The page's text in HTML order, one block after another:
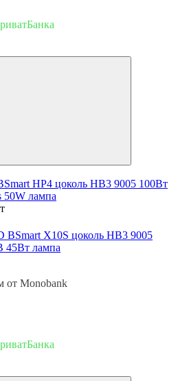
HP4 цоколь HB3 9005 100Вт
50W лампа
от Monobank